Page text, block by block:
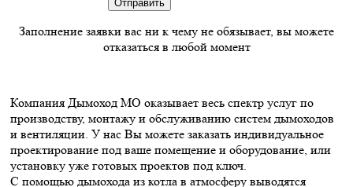
Заполнение заявки вас ни к чему не обязывает, вы можете
отказаться в любой момент
Компания Дымоход МО оказывает весь спектр услуг по
производству, монтажу и обслуживанию систем дымоходов
и вентиляции. У нас Вы можете заказать индивидуальное
проектирование под ваше помещение и оборудование, или
установку уже готовых проектов под ключ.
С помощью дымохода из котла в атмосферу выводятся